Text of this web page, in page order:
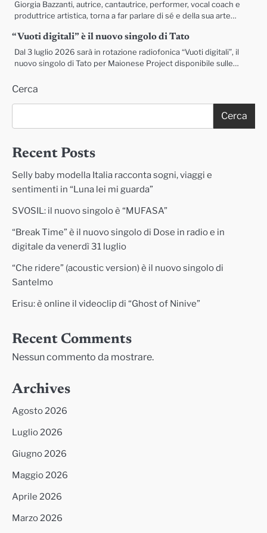
Giorgia Bazzanti, autrice, cantautrice, performer, vocal coach e
produttrice artistica, torna a far parlare di sé e della sua arte…
“Vuoti digitali” è il nuovo singolo di Tato
Dal 3 luglio 2026 sarà in rotazione radiofonica “Vuoti digitali”, il
nuovo singolo di Tato per Maionese Project disponibile sulle…
Cerca
Cerca
Recent Posts
Selly baby modella Italia racconta sogni, viaggi e
sentimenti in “Luna lei mi guarda”
SVOSIL: il nuovo singolo è “MUFASA”
“Break Time” è il nuovo singolo di Dose in radio e in
digitale da venerdì 31 luglio
“Che ridere” (acoustic version) è il nuovo singolo di
Santelmo
Erisu: è online il videoclip di “Ghost of Ninive”
Recent Comments
Nessun commento da mostrare.
Archives
Agosto 2026
Luglio 2026
Giugno 2026
Maggio 2026
Aprile 2026
Marzo 2026